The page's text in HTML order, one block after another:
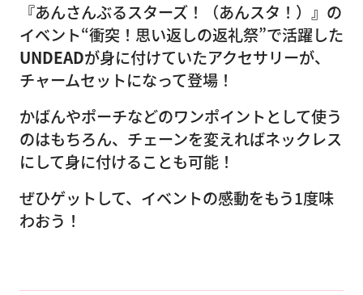
『あんさんぶるスターズ！（あんスタ！）』の
イベント“衝突！思い返しの返礼祭”で活躍した
UNDEADが身に付けていたアクセサリーが、
チャームセットになって登場！
かばんやポーチなどのワンポイントとして使う
のはもちろん、チェーンを変えればネックレス
にして身に付けることも可能！
ぜひゲットして、イベントの感動をもう1度味
わおう！